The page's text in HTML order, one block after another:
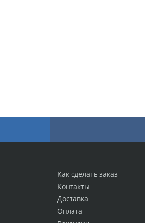
Как сделать заказ
Контакты
Доставка
Оплата